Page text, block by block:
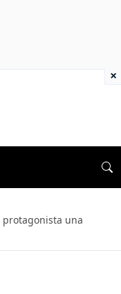
protagonista una
×